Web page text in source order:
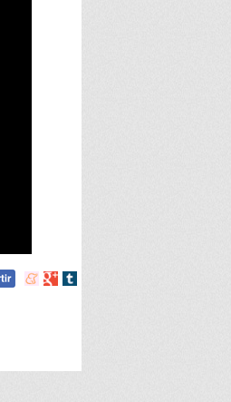
Compartir
Compartir
Compartir